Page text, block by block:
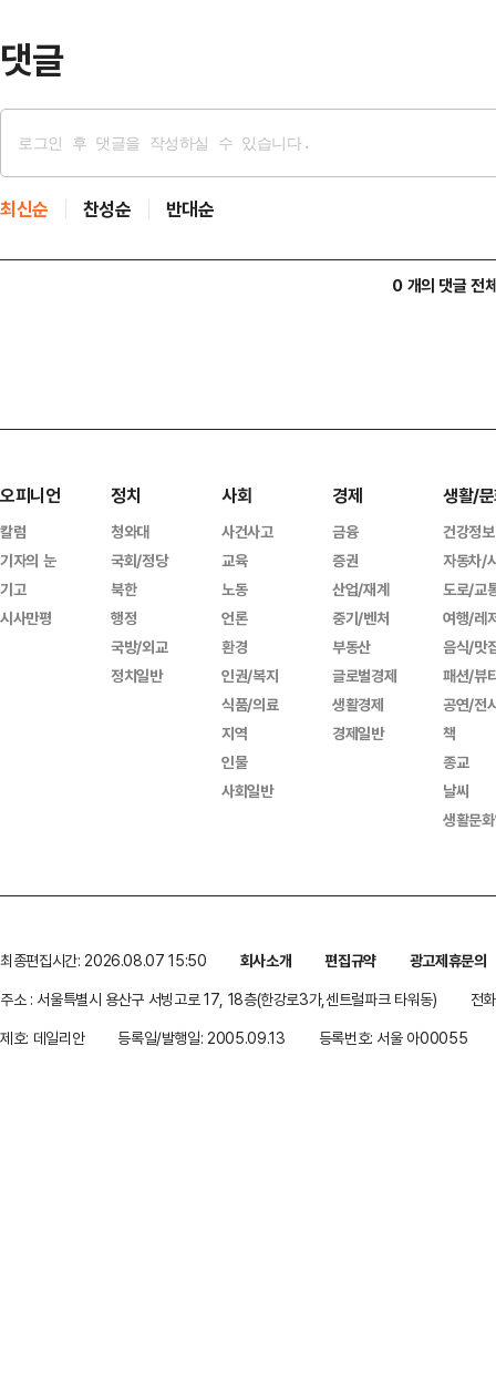
댓글
최신순 찬성순 반대순
0 개의 댓글 전
오피니언
칼럼
기자의 눈
기고
시사만평
정치
청와대
국회/정당
북한
행정
국방/외교
정치일반
사회
사건사고
교육
노동
언론
환경
인권/복지
식품/의료
지역
인물
사회일반
경제
금융
증권
산업/재계
중기/벤처
부동산
글로벌경제
생활경제
경제일반
생활/
건강정보
자동차/
도로/교
여행/레
음식/맛
패션/뷰
공연/전
책
종교
날씨
생활문
최종편집시간: 2026.08.07 15:50 회사소개 편집규약
광고제휴문의
주소 : 서울특별시 용산구 서빙고로 17, 18층(한강로3가,센트럴파크 타워동)
전
제호: 데일리안
등록일/발행일: 2005.09.13 등록번호: 서울 아00055